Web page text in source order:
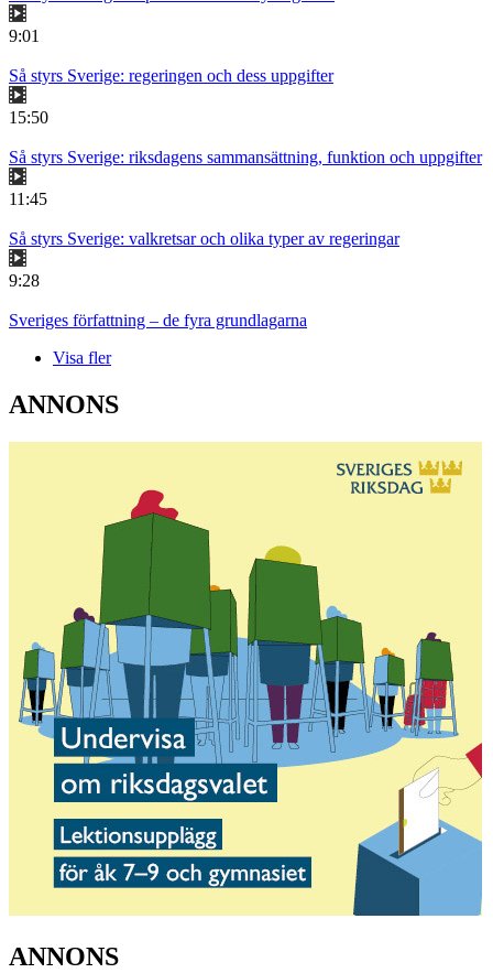
9:01
Så styrs Sverige: regeringen och dess uppgifter
15:50
Så styrs Sverige: riksdagens sammansättning, funktion och uppgifter
11:45
Så styrs Sverige: valkretsar och olika typer av regeringar
9:28
Sveriges författning – de fyra grundlagarna
Visa fler
ANNONS
ANNONS